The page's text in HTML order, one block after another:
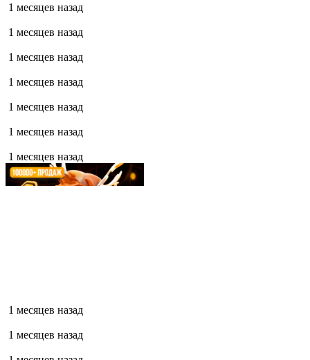
1 месяцев назад
1 месяцев назад
1 месяцев назад
1 месяцев назад
1 месяцев назад
1 месяцев назад
1 месяцев назад
1 месяцев назад
1 месяцев назад